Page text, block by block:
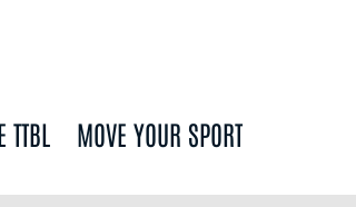
TTBL MOVE YOUR SPORT